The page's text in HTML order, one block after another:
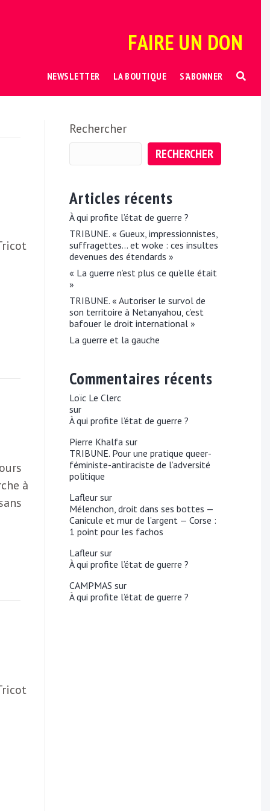
FAIRE UN DON
NEWSLETTER LA BOUTIQUE S’ABONNER
à
Rechercher
RECHERCHER
Articles récents
À qui profite l’état de guerre ?
TRIBUNE. « Gueux, impressionnistes,
suffragettes… et woke : ces insultes
devenues des étendards »
« La guerre n’est plus ce qu’elle était
»
TRIBUNE. « Autoriser le survol de
son territoire à Netanyahou, c’est
bafouer le droit international »
La guerre et la gauche
Commentaires récents
Loïc Le Clerc
sur
À qui profite l’état de guerre ?
Pierre Khalfa sur
TRIBUNE. Pour une pratique queer-
féministe-antiraciste de l’adversité
politique
Lafleur sur
Mélenchon, droit dans ses bottes —
Canicule et mur de l’argent — Corse :
1 point pour les fachos
Lafleur sur
À qui profite l’état de guerre ?
CAMPMAS sur
À qui profite l’état de guerre ?